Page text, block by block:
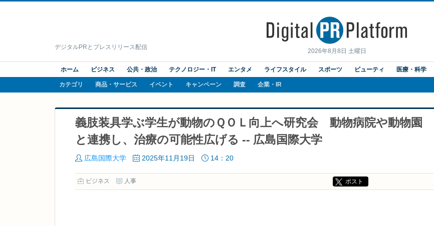
2026年8月8日 土曜日
デジタルPRとプレスリリース配信
ホーム ビジネス 公共・政治 テクノロジー・IT エンタメ ライフスタイル スポーツ ビューティ 医療・科学
カテゴリ 商品・サービス イベント キャンペーン 調査 企業・IR
義肢装具学ぶ学生が動物のＱＯＬ向上へ研究会 動物病院や動物園
と連携し、治療の可能性広げる -- 広島国際大学
広島国際大学 2025年11月19日 14：20
ビジネス 人事 ポスト